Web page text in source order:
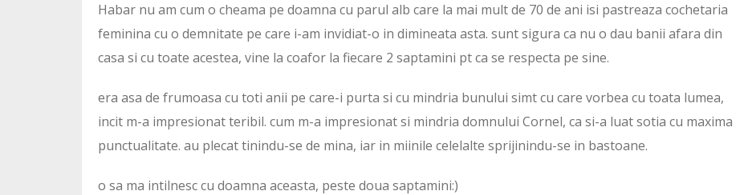
Habar nu am cum o cheama pe doamna cu parul alb care la mai mult de 70 de ani isi pastreaza cochetaria
feminina cu o demnitate pe care i-am invidiat-o in dimineata asta. sunt sigura ca nu o dau banii afara din
casa si cu toate acestea, vine la coafor la fiecare 2 saptamini pt ca se respecta pe sine.
era asa de frumoasa cu toti anii pe care-i purta si cu mindria bunului simt cu care vorbea cu toata lumea,
incit m-a impresionat teribil. cum m-a impresionat si mindria domnului Cornel, ca si-a luat sotia cu maxima
punctualitate. au plecat tinindu-se de mina, iar in miinile celelalte sprijinindu-se in bastoane.
o sa ma intilnesc cu doamna aceasta, peste doua saptamini:)